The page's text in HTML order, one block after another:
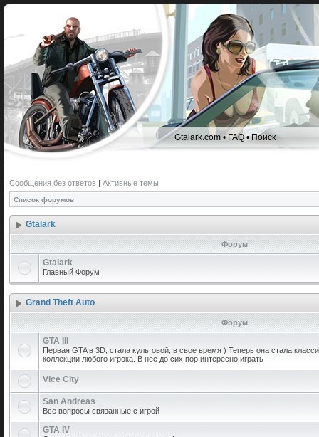
Gtalark.com •FAQ•Поиск
Сообщения без ответов | Активные темы
Список форумов
Gtalark
Форум
Gtalark
Главный Форум
Grand Theft Auto
Форум
GTA III
Первая GTA в 3D, стала культовой, в свое время ) Теперь она стала
коллекции любого игрока. В нее до сих пор интересно играть
Vice City
San Andreas
Все вопросы связанные с игрой
GTA IV